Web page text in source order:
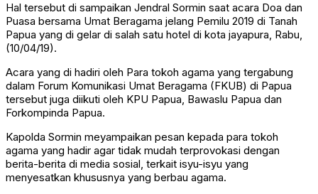
Hal tersebut di sampaikan Jendral Sormin saat acara Doa dan
Puasa bersama Umat Beragama jelang Pemilu 2019 di Tanah
Papua yang di gelar di salah satu hotel di kota jayapura, Rabu,
(10/04/19).
Acara yang di hadiri oleh Para tokoh agama yang tergabung
dalam Forum Komunikasi Umat Beragama (FKUB) di Papua
tersebut juga diikuti oleh KPU Papua, Bawaslu Papua dan
Forkompinda Papua.
Kapolda Sormin meyampaikan pesan kepada para tokoh
agama yang hadir agar tidak mudah terprovokasi dengan
berita-berita di media sosial, terkait isyu-isyu yang
menyesatkan khususnya yang berbau agama.